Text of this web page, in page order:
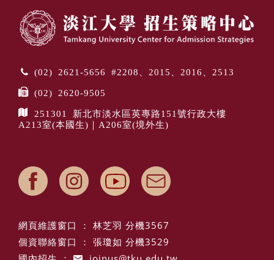
(02) 2621-5656 #2208、2015、2016、2513
(02) 2620-9505
251301 新北市淡水區英專路151號行政大樓
A213室(本國生)｜A206室(境外生)
網頁維護窗口 ： 林芝羽 分機3567
個資聯絡窗口 ： 張瓊如 分機3529